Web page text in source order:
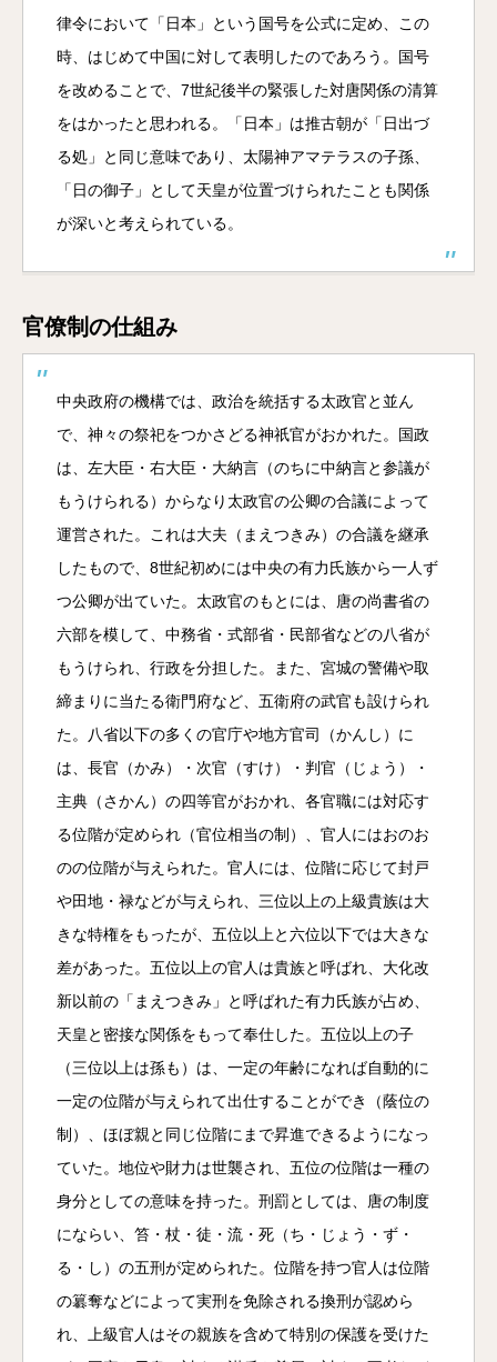
律令において「日本」という国号を公式に定め、この
時、はじめて中国に対して表明したのであろう。国号
を改めることで、7世紀後半の緊張した対唐関係の清算
をはかったと思われる。「日本」は推古朝が「日出づ
る処」と同じ意味であり、太陽神アマテラスの子孫、
「日の御子」として天皇が位置づけられたことも関係
が深いと考えられている。
官僚制の仕組み
中央政府の機構では、政治を統括する太政官と並ん
で、神々の祭祀をつかさどる神祇官がおかれた。国政
は、左大臣・右大臣・大納言（のちに中納言と参議が
もうけられる）からなり太政官の公卿の合議によって
運営された。これは大夫（まえつきみ）の合議を継承
したもので、8世紀初めには中央の有力氏族から一人ず
つ公卿が出ていた。太政官のもとには、唐の尚書省の
六部を模して、中務省・式部省・民部省などの八省が
もうけられ、行政を分担した。また、宮城の警備や取
締まりに当たる衛門府など、五衛府の武官も設けられ
た。八省以下の多くの官庁や地方官司（かんし）に
は、長官（かみ）・次官（すけ）・判官（じょう）・
主典（さかん）の四等官がおかれ、各官職には対応す
る位階が定められ（官位相当の制）、官人にはおのお
のの位階が与えられた。官人には、位階に応じて封戸
や田地・禄などが与えられ、三位以上の上級貴族は大
きな特権をもったが、五位以上と六位以下では大きな
差があった。五位以上の官人は貴族と呼ばれ、大化改
新以前の「まえつきみ」と呼ばれた有力氏族が占め、
天皇と密接な関係をもって奉仕した。五位以上の子
（三位以上は孫も）は、一定の年齢になれば自動的に
一定の位階が与えられて出仕することができ（蔭位の
制）、ほぼ親と同じ位階にまで昇進できるようになっ
ていた。地位や財力は世襲され、五位の位階は一種の
身分としての意味を持った。刑罰としては、唐の制度
にならい、笞・杖・徒・流・死（ち・じょう・ず・
る・し）の五刑が定められた。位階を持つ官人は位階
の簒奪などによって実刑を免除される換刑が認めら
れ、上級官人はその親族を含めて特別の保護を受けた